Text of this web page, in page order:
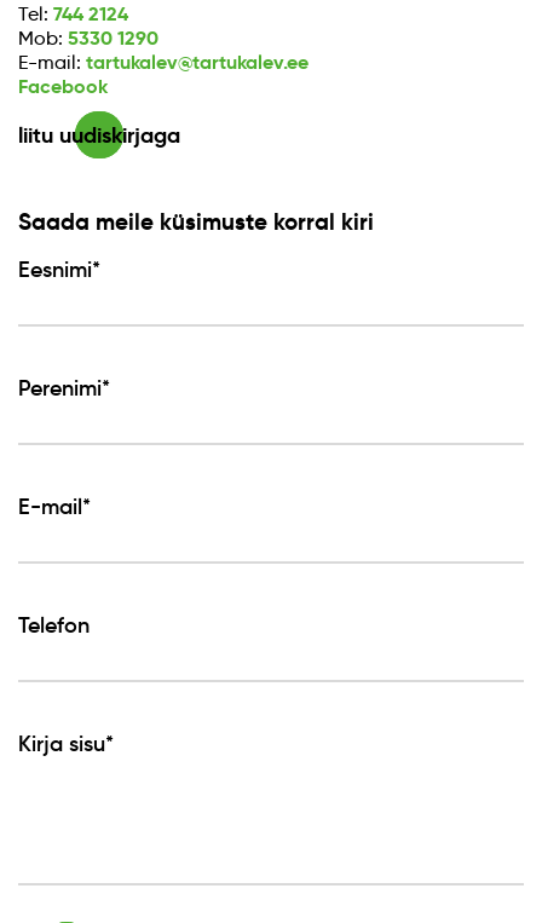
Tel: 744 2124
Mob: 5330 1290
E-mail: tartukalev@tartukalev.ee
Facebook
liitu uudiskirjaga
Saada meile küsimuste korral kiri
Eesnimi*
Perenimi*
E-mail*
Telefon
Kirja sisu*